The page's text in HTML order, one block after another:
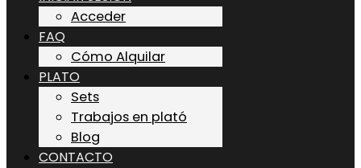
Acceder
FAQ
Cómo Alquilar
PLATO
Sets
Trabajos en plató
Blog
CONTACTO